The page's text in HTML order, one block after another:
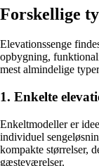
Forskellige
Elevationssenge
opbygning,
mest almindelige
1. Enkelte
Enkeltmodeller er
individuel
kompakte størrelser,
gæsteværelser.